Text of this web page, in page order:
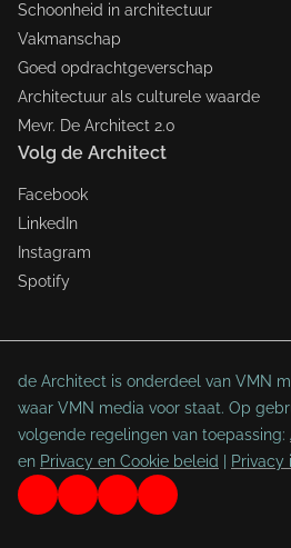
Schoonheid in architectuur
Vakmanschap
Goed opdrachtgeverschap
Architectuur als culturele waarde
Mevr. De Architect 2.0
Volg de Architect
Facebook
LinkedIn
Instagram
Spotify
de Architect is onderdeel van VMN
waar VMN media voor staat. Op
volgende regelingen van toepassing:
en Privacy en Cookie beleid Privacy